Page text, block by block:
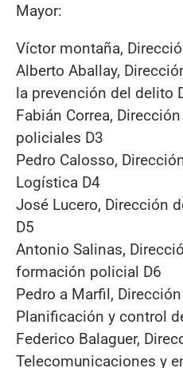
Mayor:
Víctor montaña,
Alberto Aballay,
la prevención del delito
Fabián Correa,
policiales D3
Pedro Calosso,
Logística D4
José Lucero, Dirección
D5
Antonio Salinas,
formación policial D6
Pedro a Marfil,
Planificación y control
Federico Balaguer,
Telecomunicaciones y